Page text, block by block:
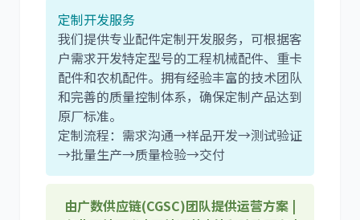
定制开发服务
我们提供专业配件定制开发服务，可根据客
户需求开发特定型号的工程机械配件、重卡
配件和农机配件。拥有经验丰富的技术团队
和完善的质量控制体系，确保定制产品达到
原厂标准。
定制流程：需求沟通→样品开发→测试验证
→批量生产→质量检验→交付
由广数供应链(CGSC)团队提供运营方案 |